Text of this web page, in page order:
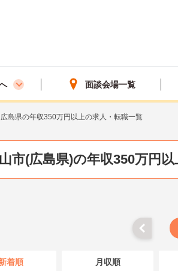
面談会場一覧
広島県の年収350万円以上の求人・転職一覧
市(広島県)の年収350万円以
着順 月収順